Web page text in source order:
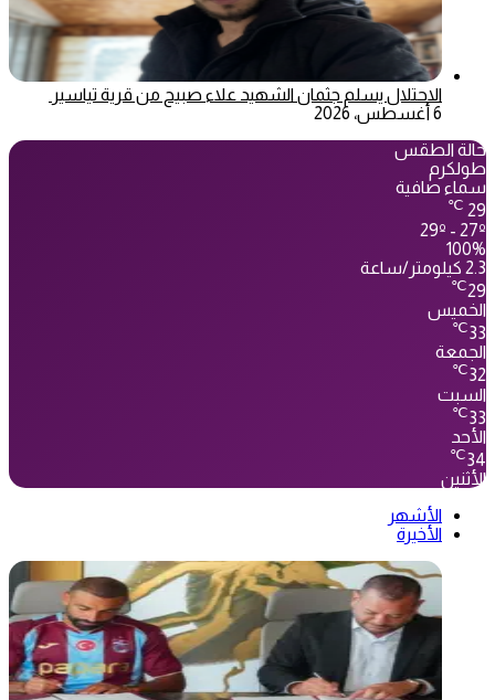
الاحتلال يسلم جثمان الشهيد علاء صبيح من قرية تياسير
6 أغسطس، 2026
حالة الطقس
طولكرم
سماء صافية
29
℃
29º - 27º
100%
2.3 كيلومتر/ساعة
29
℃
الخميس
33
℃
الجمعة
32
℃
السبت
33
℃
الأحد
34
℃
الأثنين
الأشهر
الأخيرة